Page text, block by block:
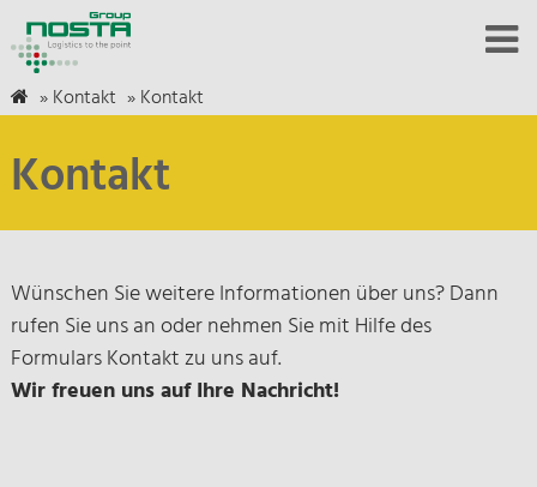
»Kontakt »Kontakt
Kontakt
Wünschen Sie weitere Informationen über uns? Dann
rufen Sie uns an oder nehmen Sie mit Hilfe des
Formulars Kontakt zu uns auf.
Wir freuen uns auf Ihre Nachricht!